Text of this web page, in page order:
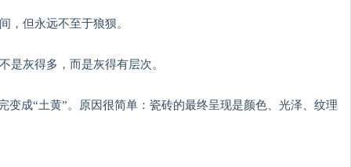
，但永远不至于狼狈。
灰得多，而是灰得有层次。
变成“土黄”。原因很简单：瓷砖的最终呈现是颜色、光泽、纹理